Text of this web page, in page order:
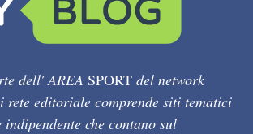
dell' AREA SPORT del network
rete editoriale comprende siti tematici
che contano sul